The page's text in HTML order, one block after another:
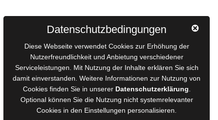
AGB für Medienprojekte
Online-Artikel
Manuskripte einreichen
Ausschreibungen
Belegexemplare
Eigenbedarfsexemplare
Datenschutzbedingungen
Diese Webseite verwendet Cookies zur Erhöhung der
Nutzerfreundlichkeit und Anbietung verschiedener
Serviceleistungen. Mit Nutzung der Inhalte erklären Sie sich
damit einverstanden. Weitere Informationen zur Nutzung von
Cookies finden Sie in unserer Datenschutzerklärung
Optional können Sie die Nutzung nicht systemrelevanter
Cookies in den Einstellungen personalisieren.